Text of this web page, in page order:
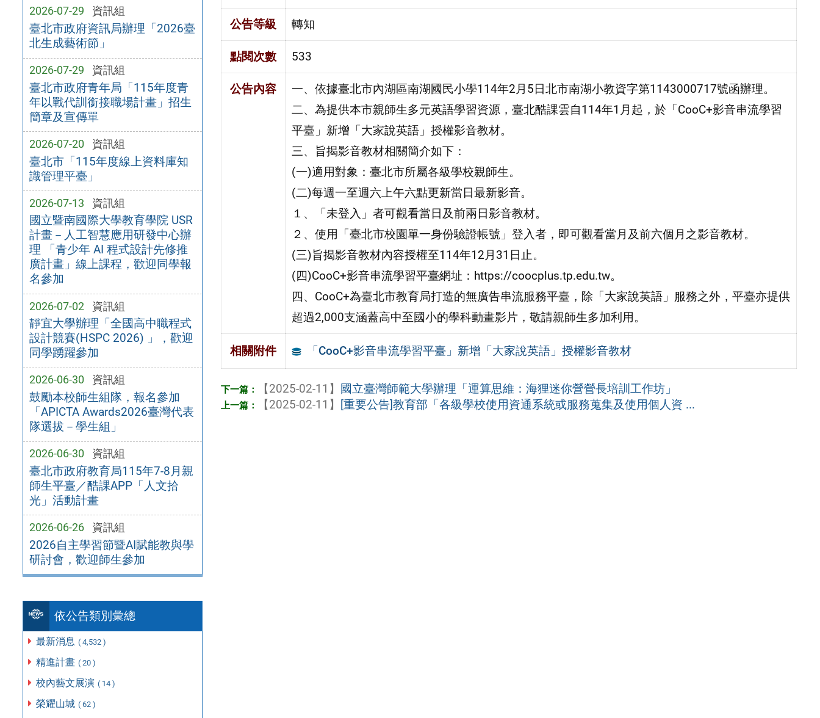
2026-07-29 資訊組
臺北市政府資訊局辦理「2026臺
北生成藝術節」
2026-07-29 資訊組
臺北市政府青年局「115年度青
年以戰代訓銜接職場計畫」招生
簡章及宣傳單
2026-07-20 資訊組
臺北市「115年度線上資料庫知
識管理平臺」
2026-07-13 資訊組
國立暨南國際大學教育學院 USR
計畫－人工智慧應用研發中心辦
理 「青少年 AI 程式設計先修推
廣計畫」線上課程，歡迎同學報
名參加
2026-07-02 資訊組
靜宜大學辦理「全國高中職程式
設計競賽(HSPC 2026) 」，歡迎
同學踴躍參加
2026-06-30 資訊組
鼓勵本校師生組隊，報名參加
「APICTA Awards2026臺灣代表
隊選拔－學生組」
2026-06-30 資訊組
臺北市政府教育局115年7-8月親
師生平臺／酷課APP「人文拾
光」活動計畫
2026-06-26 資訊組
2026自主學習節暨AI賦能教與學
研討會，歡迎師生參加
依公告類別彙總
最新消息 ( 4,532 )
精進計畫 ( 20 )
校內藝文展演 ( 14 )
榮耀山城 ( 62 )
公告等級 轉知
點閱次數 533
公告內容
一、依據臺北市內湖區南湖國民小學114年2月5日北市南湖小教資字第1143000717號函辦理。
二、為提供本市親師生多元英語學習資源，臺北酷課雲自114年1月起，於「CooC+影音串流學習
平臺」新增「大家說英語」授權影音教材。
三、旨揭影音教材相關簡介如下：
(一)適用對象：臺北市所屬各級學校親師生。
(二)每週一至週六上午六點更新當日最新影音。
１、「未登入」者可觀看當日及前兩日影音教材。
２、使用「臺北市校園單一身份驗證帳號」登入者，即可觀看當月及前六個月之影音教材。
(三)旨揭影音教材內容授權至114年12月31日止。
(四)CooC+影音串流學習平臺網址：https://coocplus.tp.edu.tw。
四、CooC+為臺北市教育局打造的無廣告串流服務平臺，除「大家說英語」服務之外，平臺亦提供
超過2,000支涵蓋高中至國小的學科動畫影片，敬請親師生多加利用。
相關附件 「CooC+影音串流學習平臺」新增「大家說英語」授權影音教材
【2025-02-11】 國立臺灣師範大學辦理「運算思維：海狸迷你營營長培訓工作坊」
【2025-02-11】 [重要公告]教育部「各級學校使用資通系統或服務蒐集及使用個人資 ...